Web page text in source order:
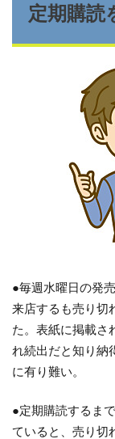
定期購読
●毎週水曜日の発
来店するも売り切
た。表紙に掲載さ
れ続出だと知り納
に有り難い。
●定期購読するま
ていると、売り切